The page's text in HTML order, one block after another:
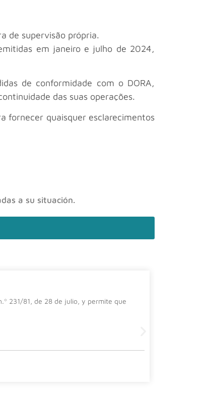
de supervisão própria.
em janeiro e julho de 2024,
de conformidade com o DORA,
das suas operações.
fornecer quaisquer esclarecimentos
a su situación.
231/81, de 28 de julio, y permite que